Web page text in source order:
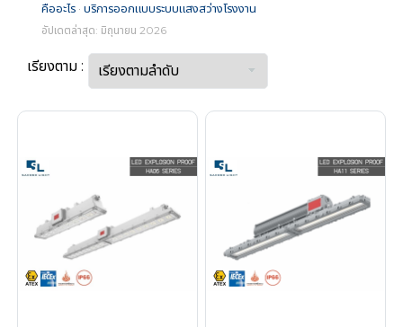
คืออะไร · บริการออกแบบระบบแสงสว่างโรงงาน
อัปเดตล่าสุด: มิถุนายน 2026
เรียงตาม :